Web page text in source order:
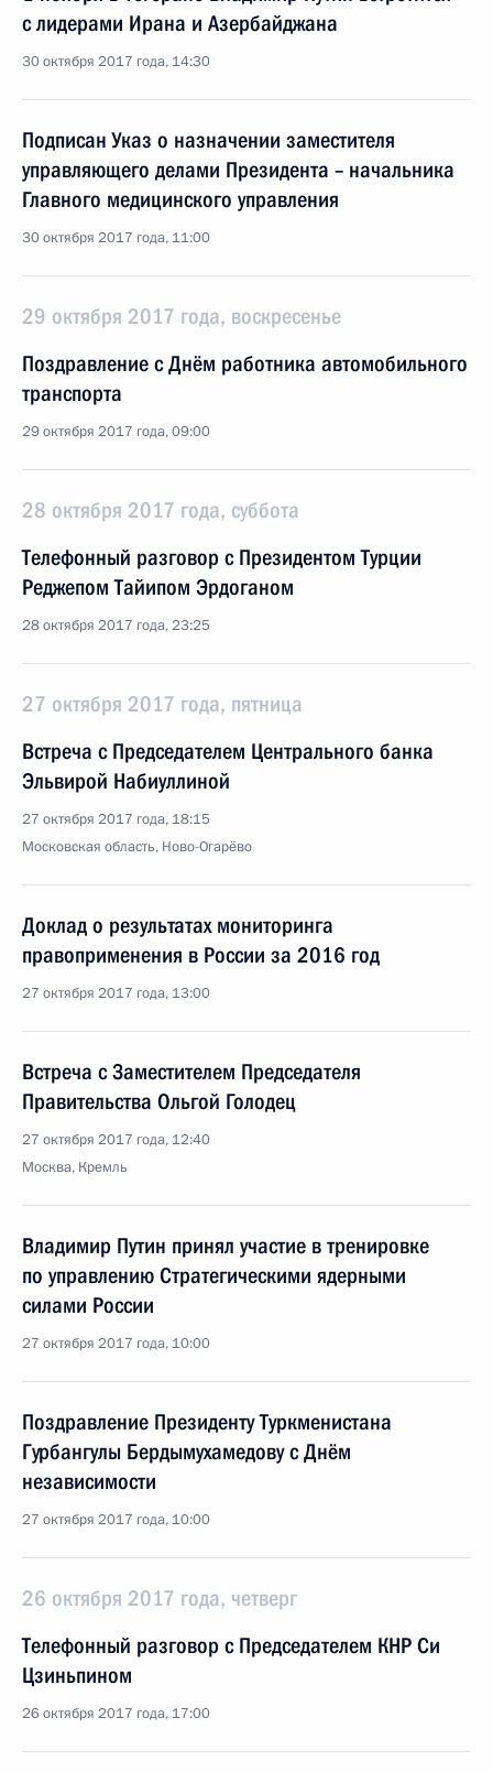
с лидерами Ирана и Азербайджана
30 октября 2017 года, 14:30
Подписан Указ о назначении заместителя
управляющего делами Президента – начальника
Главного медицинского управления
30 октября 2017 года, 11:00
29 октября 2017 года, воскресенье
Поздравление с Днём работника автомобильного
транспорта
29 октября 2017 года, 09:00
28 октября 2017 года, суббота
Телефонный разговор с Президентом Турции
Реджепом Тайипом Эрдоганом
28 октября 2017 года, 23:25
27 октября 2017 года, пятница
Встреча с Председателем Центрального банка
Эльвирой Набиуллиной
27 октября 2017 года, 18:15
Московская область, Ново-Огарёво
Доклад о результатах мониторинга
правоприменения в России за 2016 год
27 октября 2017 года, 13:00
Встреча с Заместителем Председателя
Правительства Ольгой Голодец
27 октября 2017 года, 12:40
Москва, Кремль
Владимир Путин принял участие в тренировке
по управлению Стратегическими ядерными
силами России
27 октября 2017 года, 10:00
Поздравление Президенту Туркменистана
Гурбангулы Бердымухамедову с Днём
независимости
27 октября 2017 года, 10:00
26 октября 2017 года, четверг
Телефонный разговор с Председателем КНР Си
Цзиньпином
26 октября 2017 года, 17:00